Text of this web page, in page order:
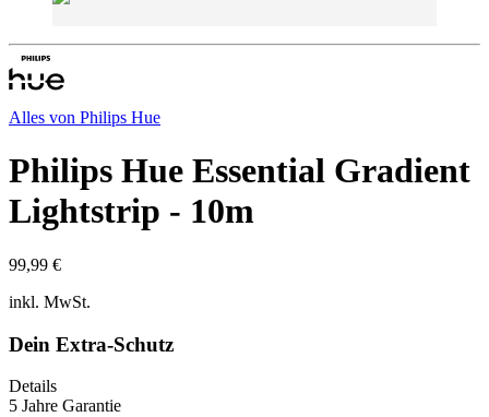
Alles von Philips Hue
Philips Hue Essential Gradient
Lightstrip - 10m
99,99 €
inkl. MwSt.
Dein Extra-Schutz
Details
5 Jahre Garantie